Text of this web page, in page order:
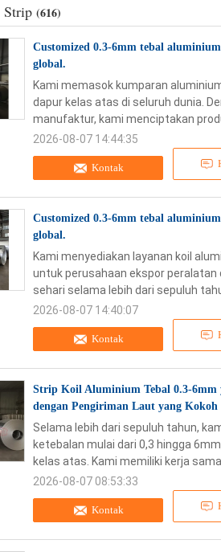
(616)
Customized 0.3-6mm tebal
global.
Kontak
Kami memasok kumparan
dapur kelas atas di seluruh dunia.
manufaktur, kami menciptakan
2026-08-07 14:44:35
Customized 0.3-6mm tebal
global.
Kontak
Kami menyediakan layanan koil
untuk perusahaan ekspor peralatan
sehari selama lebih dari sepuluh
2026-08-07 14:40:07
Strip Koil Aluminium Tebal 0.3-6mm
dengan Pengiriman Laut yang Kokoh
Kontak
Selama lebih dari sepuluh tahun,
ketebalan mulai dari 0,3 hingga
kelas atas. Kami memiliki kerja sama
2026-08-07 08:53:33